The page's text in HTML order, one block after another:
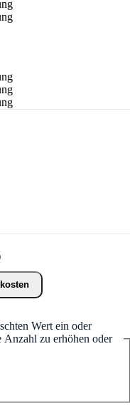
Wert ein oder
Anzahl zu erhöhen oder